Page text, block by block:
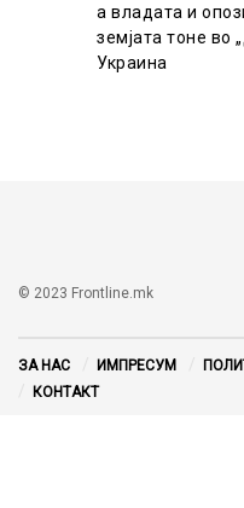
а владата и
земјата тоне во
Украина
© 2023 Frontline.mk
ЗА НАС ИМПРЕСУМ
КОНТАКТ